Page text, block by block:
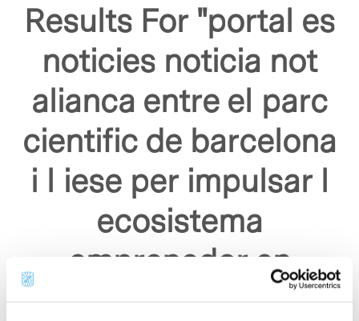
Results For "portal es
noticies noticia not
alianca entre el parc
cientific de barcelona
i l iese per impulsar l
ecosistema
emprenedor en
dispositius medics"